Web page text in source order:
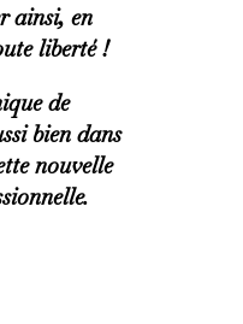
ainsi, en
liberté !
de
bien dans
nouvelle